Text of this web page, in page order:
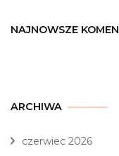
NAJNOWSZE
ARCHIWA
czerwiec 2026